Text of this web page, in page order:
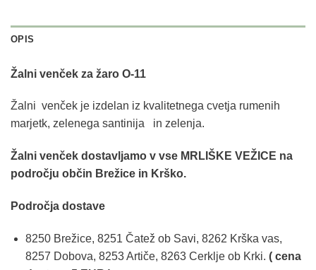
OPIS
Žalni venček za žaro O-11
Žalni venček je izdelan iz kvalitetnega cvetja rumenih
marjetk, zelenega santinija in zelenja.
Žalni venček dostavljamo v vse MRLIŠKE VEŽICE na
področju občin Brežice in Krško.
Področja dostave
8250 Brežice, 8251 Čatež ob Savi, 8262 Krška vas,
8257 Dobova, 8253 Artiče, 8263 Cerklje ob Krki. ( cena